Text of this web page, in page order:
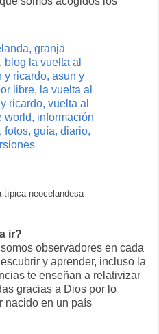
típica neocelandesa
ir?
observadores en cada
y aprender, incluso la
te enseñan a relativizar
gracias a Dios por lo
nacido en un país